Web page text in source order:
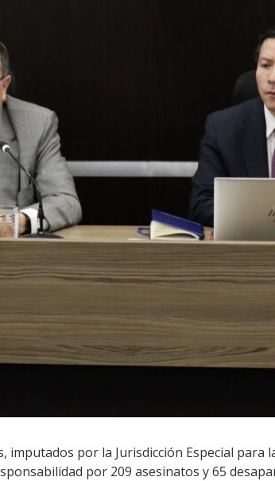
por la Jurisdicción Especial para
por 209 asesinatos y 65